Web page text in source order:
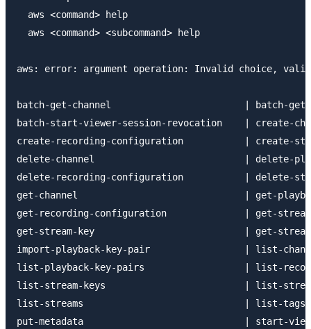
  aws <command> help
  aws <command> <subcommand> help
aws: error: argument operation: Invalid choice,
batch-get-channel                        | batch-get-
batch-start-viewer-session-revocation    | create-
create-recording-configuration           | create-
delete-channel                           | delete-
delete-recording-configuration           | delete-
get-channel                              | get-
get-recording-configuration              | get-stream
get-stream-key                           | get-stream-
import-playback-key-pair                 | list-
list-playback-key-pairs                  | list-
list-stream-keys                         | list-
list-streams                             | list-tags-
put-metadata                             | start-